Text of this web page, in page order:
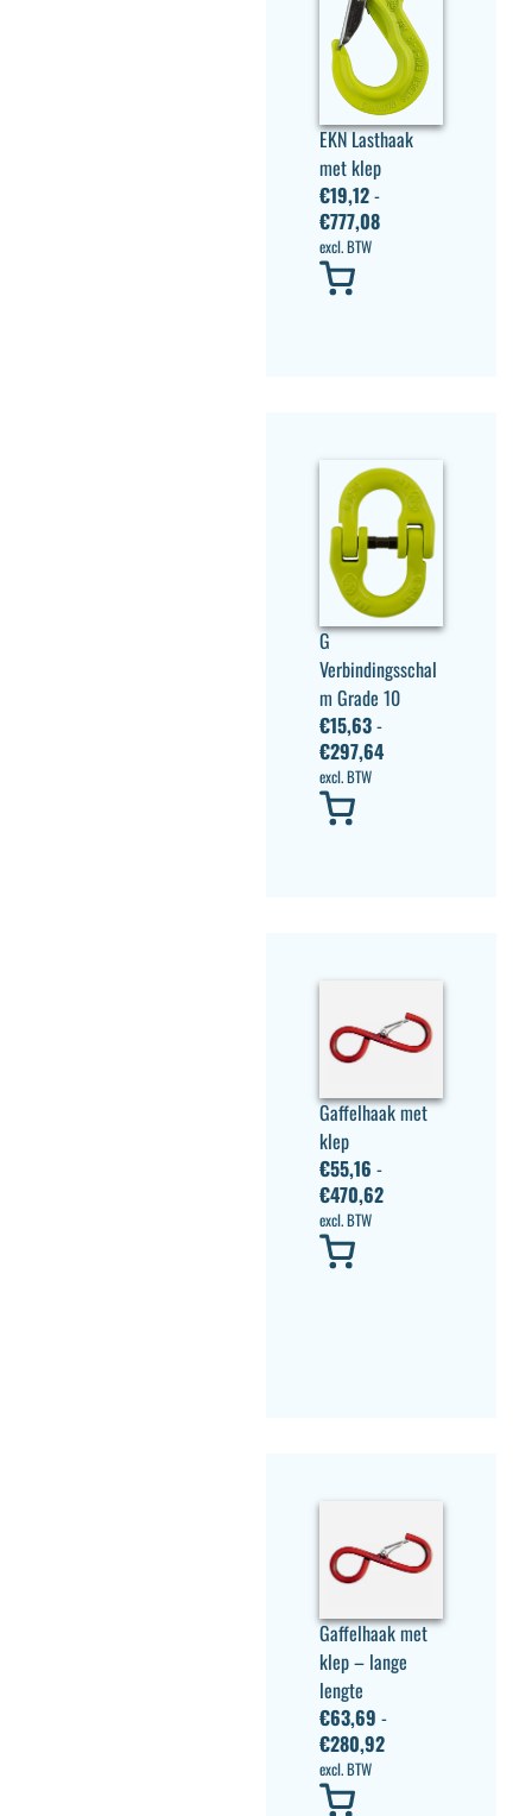
EKN Lasthaak
met klep
€19,12-
€777,08
excl. BTW
G
Verbindingsschal
m Grade 10
€15,63-
€297,64
excl. BTW
Gaffelhaak met
klep
€55,16 -
€470,62
excl. BTW
Gaffelhaak met
klep – lange
lengte
€63,69 -
€280,92
excl. BTW